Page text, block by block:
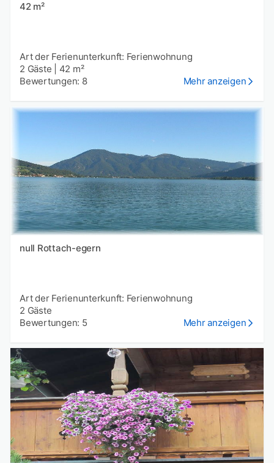
42 m²
Art der Ferienunterkunft: Ferienwohnung
2 Gäste
42 m²
Bewertungen: 8
Mehr anzeigen
null Rottach-egern
Art der Ferienunterkunft: Ferienwohnung
2 Gäste
Bewertungen: 5
Mehr anzeigen